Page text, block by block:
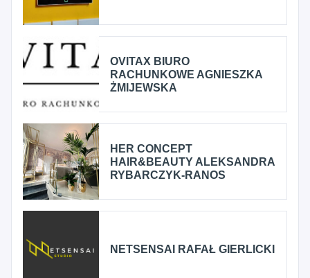
OVITAX BIURO
RACHUNKOWE AGNIESZKA
ŻMIJEWSKA
HER CONCEPT
HAIR&BEAUTY ALEKSANDRA
RYBARCZYK-RANOS
NETSENSAI RAFAŁ GIERLICKI